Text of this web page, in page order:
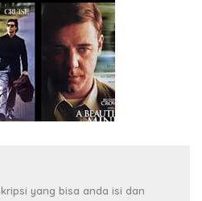
yang bisa anda isi dan